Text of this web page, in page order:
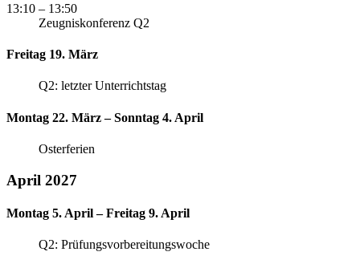
13:10 – 13:50
Zeugniskonferenz Q2
Freitag 19. März
Q2: letzter Unterrichtstag
Montag 22. März – Sonntag 4. April
Osterferien
April 2027
Montag 5. April – Freitag 9. April
Q2: Prüfungsvorbereitungswoche